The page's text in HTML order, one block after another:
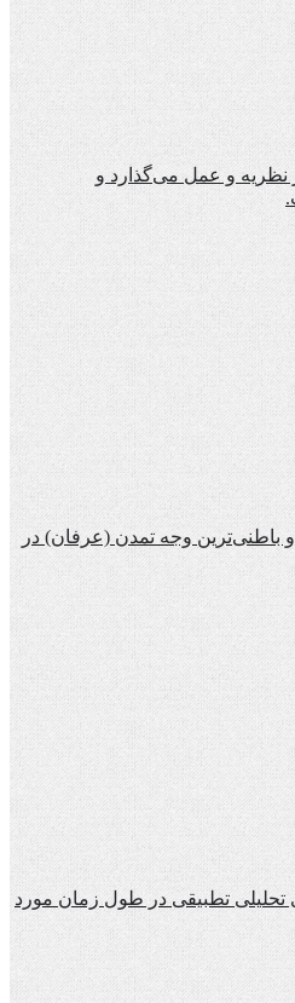
نظریه و عمل می‌گذارد و
وجه تمدن (عرفان) در
تطبیقی در طول زمان مورد